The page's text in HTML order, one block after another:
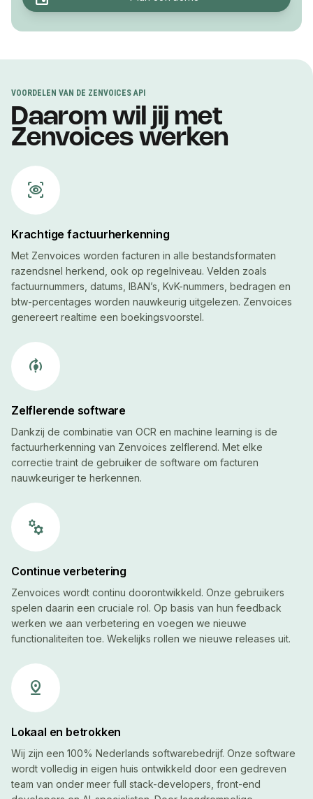
VOORDELEN VAN DE ZENVOICES API
Daarom wil jij met
Zenvoices werken
eye_tracking
Krachtige factuurherkenning
Met Zenvoices worden facturen in alle bestandsformaten
razendsnel herkend, ook op regelniveau. Velden zoals
factuurnummers, datums, IBAN’s, KvK-nummers, bedragen en
btw-percentages worden nauwkeurig uitgelezen. Zenvoices
genereert realtime een boekingsvoorstel.
model_training
Zelflerende software
Dankzij de combinatie van OCR en machine learning is de
factuurherkenning van Zenvoices zelflerend. Met elke
correctie traint de gebruiker de software om facturen
nauwkeuriger te herkennen.
manufacturing
Continue verbetering
Zenvoices wordt continu doorontwikkeld. Onze gebruikers
spelen daarin een cruciale rol. Op basis van hun feedback
werken we aan verbetering en voegen we nieuwe
functionaliteiten toe. Wekelijks rollen we nieuwe releases uit.
pin_drop
Lokaal en betrokken
Wij zijn een 100% Nederlands softwarebedrijf. Onze software
wordt volledig in eigen huis ontwikkeld door een gedreven
team van onder meer full stack-developers, front-end